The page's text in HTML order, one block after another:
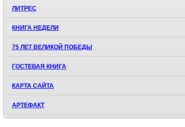
ЛИТРЕС
КНИГА НЕДЕЛИ
75 ЛЕТ ВЕЛИКОЙ ПОБЕДЫ
ГОСТЕВАЯ КНИГА
КАРТА САЙТА
АРТЕФАКТ